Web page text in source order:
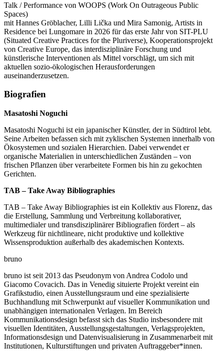
Talk / Performance von WOOPS (Work On Outrageous Public
Spaces)
mit Hannes Gröblacher, Lilli Lička und Mira Samonig, Artists in
Residence bei Lungomare in 2026 für das erste Jahr von SIT-PLU
(Situated Creative Practices for the Pluriverse), Kooperationsprojekt
von Creative Europe, das interdisziplinäre Forschung und
künstlerische Interventionen als Mittel vorschlägt, um sich mit
aktuellen sozio-ökologischen Herausforderungen
auseinanderzusetzen.
Biografien
Masatoshi Noguchi
Masatoshi Noguchi ist ein japanischer Künstler, der in Südtirol lebt.
Seine Arbeiten befassen sich mit zyklischen Systemen innerhalb von
Ökosystemen und sozialen Hierarchien. Dabei verwendet er
organische Materialien in unterschiedlichen Zuständen – von
frischen Pflanzen über verarbeitete Formen bis hin zu gekochten
Gerichten.
TAB – Take Away Bibliographies
TAB – Take Away Bibliographies ist ein Kollektiv aus Florenz, das
die Erstellung, Sammlung und Verbreitung kollaborativer,
multimedialer und transdisziplinärer Bibliografien fördert – als
Werkzeug für nichtlineare, nicht produktive und kollektive
Wissensproduktion außerhalb des akademischen Kontexts.
bruno
bruno ist seit 2013 das Pseudonym von Andrea Codolo und
Giacomo Covacich. Das in Venedig situierte Projekt vereint ein
Grafikstudio, einen Ausstellungsraum und eine spezialisierte
Buchhandlung mit Schwerpunkt auf visueller Kommunikation und
unabhängigen internationalen Verlagen. Im Bereich
Kommunikationsdesign befasst sich das Studio insbesondere mit
visuellen Identitäten, Ausstellungsgestaltungen, Verlagsprojekten,
Informationsdesign und Datenvisualisierung in Zusammenarbeit mit
Institutionen, Kulturstiftungen und privaten Auftraggeber*innen.